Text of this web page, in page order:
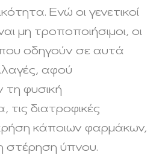
Ενώ οι γενετικοί
μη τροποποιήσιμοι, οι
οδηγούν σε αυτά
αφού
τη φυσική
τις διατροφικές
κάποιων φαρμάκων,
στέρηση ύπνου.